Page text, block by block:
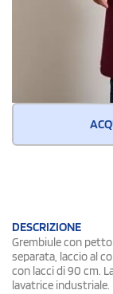
DESCRIZIONE
Grembiule con
separata, laccio al
con lacci di 90 cm.
lavatrice industriale.